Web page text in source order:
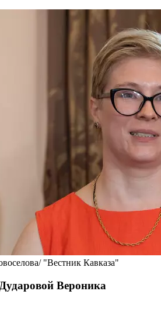
"Вестник Кавказа"
Вероника